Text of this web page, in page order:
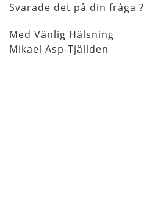
Svarade det på din fråga ?
Med Vänlig Hälsning
Mikael Asp-Tjällden